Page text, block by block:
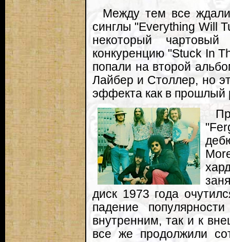
Между тем все
синглы "Everything Will
некоторый
конкуренцию "Stuck In
попали на второй
Лайбер и Столлер, но
эффекта как в прошлый
диск 1973 года
падение
внутренним, так и к
все же продолжили